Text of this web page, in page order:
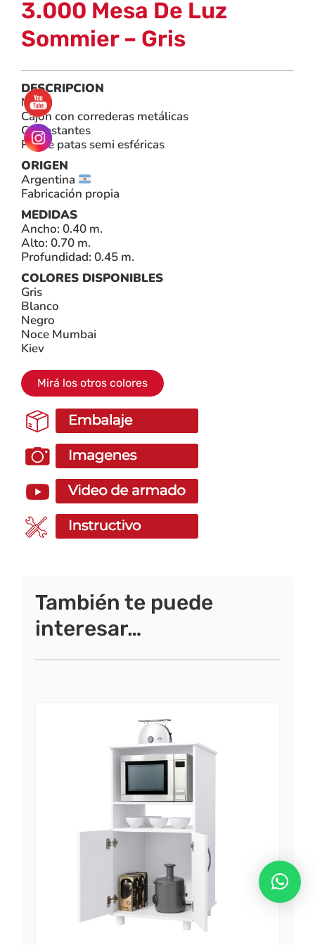
Sommier – Gris
DESCRIPCION
MDP
Cajón con correderas metálicas
Con estantes
Posee patas semi esféricas
ORIGEN
Argentina
Fabricación propia
MEDIDAS
Ancho: 0.40 m.
Alto: 0.70 m.
Profundidad: 0.45 m.
COLORES DISPONIBLES
Gris
Blanco
Negro
Noce Mumbai
Kiev
Mirá los otros colores
También te puede
interesar…